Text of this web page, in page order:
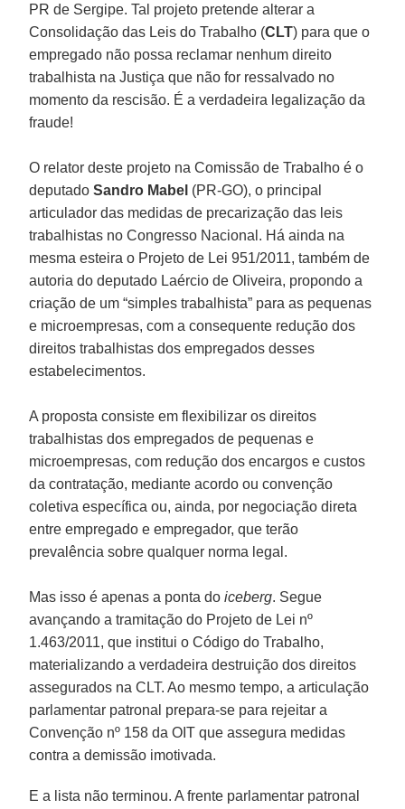
PR de Sergipe. Tal projeto pretende alterar a
Consolidação das Leis do Trabalho (CLT) para que o
empregado não possa reclamar nenhum direito
trabalhista na Justiça que não for ressalvado no
momento da rescisão. É a verdadeira legalização da
fraude!
O relator deste projeto na Comissão de Trabalho é o
deputadoSandro Mabel (PR-GO), o principal
articulador das medidas de precarização das leis
trabalhistas no Congresso Nacional. Há ainda na
mesma esteira o Projeto de Lei 951/2011, também de
autoria do deputado Laércio de Oliveira, propondo a
criação de um “simples trabalhista” para as pequenas
e microempresas, com a consequente redução dos
direitos trabalhistas dos empregados desses
estabelecimentos.
A proposta consiste em flexibilizar os direitos
trabalhistas dos empregados de pequenas e
microempresas, com redução dos encargos e custos
da contratação, mediante acordo ou convenção
coletiva específica ou, ainda, por negociação direta
entre empregado e empregador, que terão
prevalência sobre qualquer norma legal.
Mas isso é apenas a ponta doiceberg. Segue
avançando a tramitação do Projeto de Lei nº
1.463/2011, que institui o Código do Trabalho,
materializando a verdadeira destruição dos direitos
assegurados na CLT. Ao mesmo tempo, a articulação
parlamentar patronal prepara-se para rejeitar a
Convenção nº 158 da OIT que assegura medidas
contra a demissão imotivada.
E a lista não terminou. A frente parlamentar patronal